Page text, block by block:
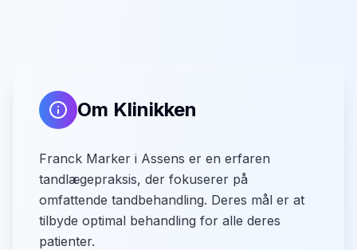
Om Klinikken
Franck Marker i Assens er en erfaren
tandlægepraksis, der fokuserer på
omfattende tandbehandling. Deres mål er at
tilbyde optimal behandling for alle deres
patienter.